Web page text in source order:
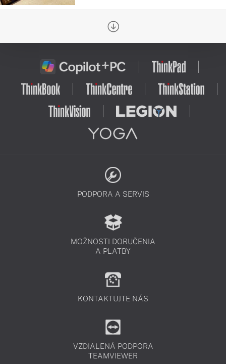
každodenných povinností a úloh sa
PODPORA A SERVIS
MOŽNOSTI DORUČENIA
A PLATBY
KONTAKTUJTE NÁS
VZDIALENÁ PODPORA
TEAMVIEWER